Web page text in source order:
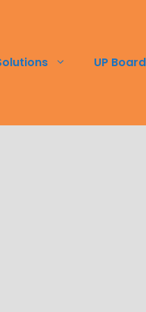
UP Board